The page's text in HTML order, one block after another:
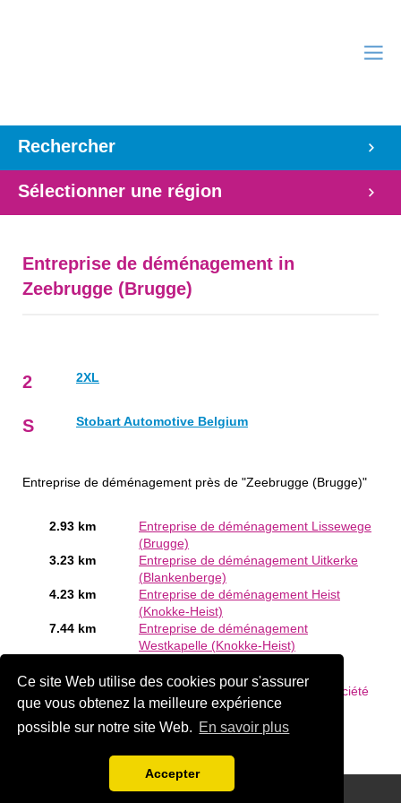
Ce site Web utilise des cookies pour s'assurer
que vous obtenez la meilleure expérience
possible sur notre site Web. En savoir plus
Accepter
Rechercher
Sélectionner une région
Entreprise de déménagement in
Zeebrugge (Brugge)
2 2XL
S Stobart Automotive Belgium
Entreprise de déménagement près de "Zeebrugge (Brugge)"
2.93 km
Entreprise de déménagement Lissewege
(Brugge)
3.23 km
Entreprise de déménagement Uitkerke
(Blankenberge)
4.23 km
Entreprise de déménagement Heist
(Knokke-Heist)
7.44 km
Entreprise de déménagement
Westkapelle (Knokke-Heist)
Êtes-vous ou connaissez-vous un Entreprise de
déménagement en Zeebrugge (Brugge)?
Ajouter une société
gratuitement